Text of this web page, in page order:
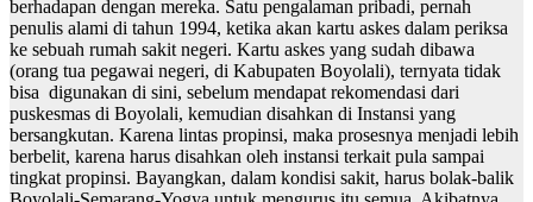
berhadapan dengan mereka. Satu pengalaman pribadi, pernah
penulis alami di tahun 1994, ketika akan kartu askes dalam periksa
ke sebuah rumah sakit negeri. Kartu askes yang sudah dibawa
(orang tua pegawai negeri, di Kabupaten Boyolali), ternyata tidak
bisa digunakan di sini, sebelum mendapat rekomendasi dari
puskesmas di Boyolali, kemudian disahkan di Instansi yang
bersangkutan. Karena lintas propinsi, maka prosesnya menjadi lebih
berbelit, karena harus disahkan oleh instansi terkait pula sampai
tingkat propinsi. Bayangkan, dalam kondisi sakit, harus bolak-balik